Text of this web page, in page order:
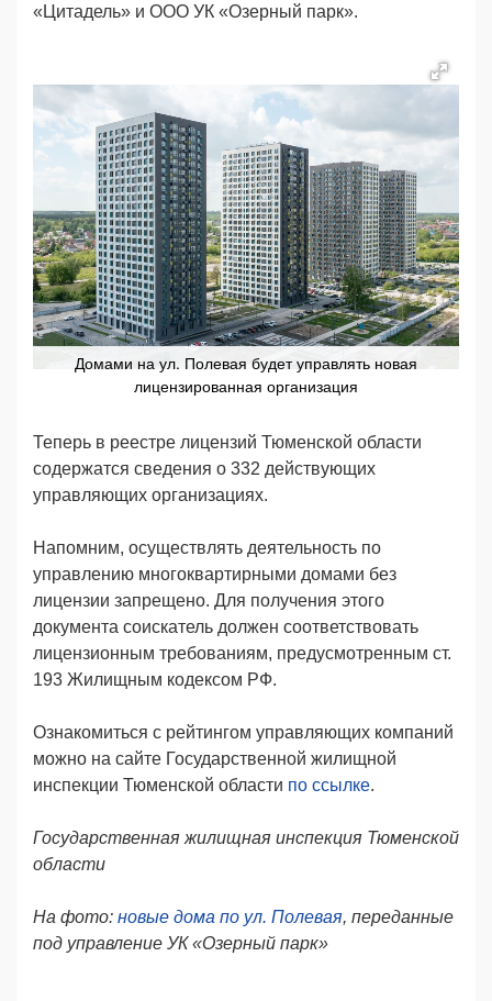
«Цитадель» и ООО УК «Озерный парк».
Домами на ул. Полевая будет управлять новая
лицензированная организация
Теперь в реестре лицензий Тюменской области
содержатся сведения о 332 действующих
управляющих организациях.
Напомним, осуществлять деятельность по
управлению многоквартирными домами без
лицензии запрещено. Для получения этого
документа соискатель должен соответствовать
лицензионным требованиям, предусмотренным ст.
193 Жилищным кодексом РФ.
Ознакомиться с рейтингом управляющих компаний
можно на сайте Государственной жилищной
инспекции Тюменской области по ссылке.
Государственная жилищная инспекция Тюменской
области
На фото: новые дома по ул. Полевая, переданные
под управление УК «Озерный парк»